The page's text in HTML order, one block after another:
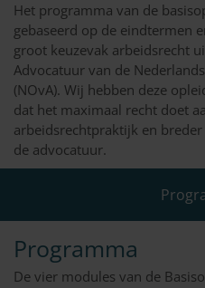
Het programma van de
gebaseerd op de eindtermen
groot keuzevak arbeidsrecht
Advocatuur van de
(NOvA). Wij hebben deze
dat het maximaal recht doet
arbeidsrechtpraktijk en
de advocatuur.
Programma
De vier modules van de